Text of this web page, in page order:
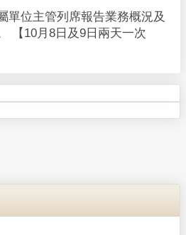
i
e
o
單位主管列席報告業務概況及
【10月8日及9日兩天一次